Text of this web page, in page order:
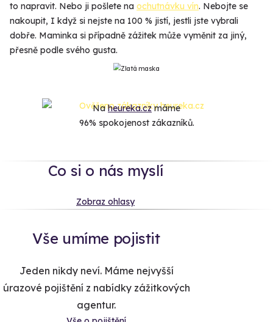
to napravit. Nebo ji pošlete na ochutnávku vín. Nebojte se
nakoupit, I když si nejste na 100 % jistí, jestli jste vybrali
dobře. Maminka si případně zážitek může vyměnit za jiný,
přesně podle svého gusta.
Naheureka.czmáme
96% spokojenost zákazníků.
Co si o nás myslí
Zobraz ohlasy
Vše umíme pojistit
Jeden nikdy neví. Máme nejvyšší
úrazové pojištění z nabídky zážitkových
agentur.